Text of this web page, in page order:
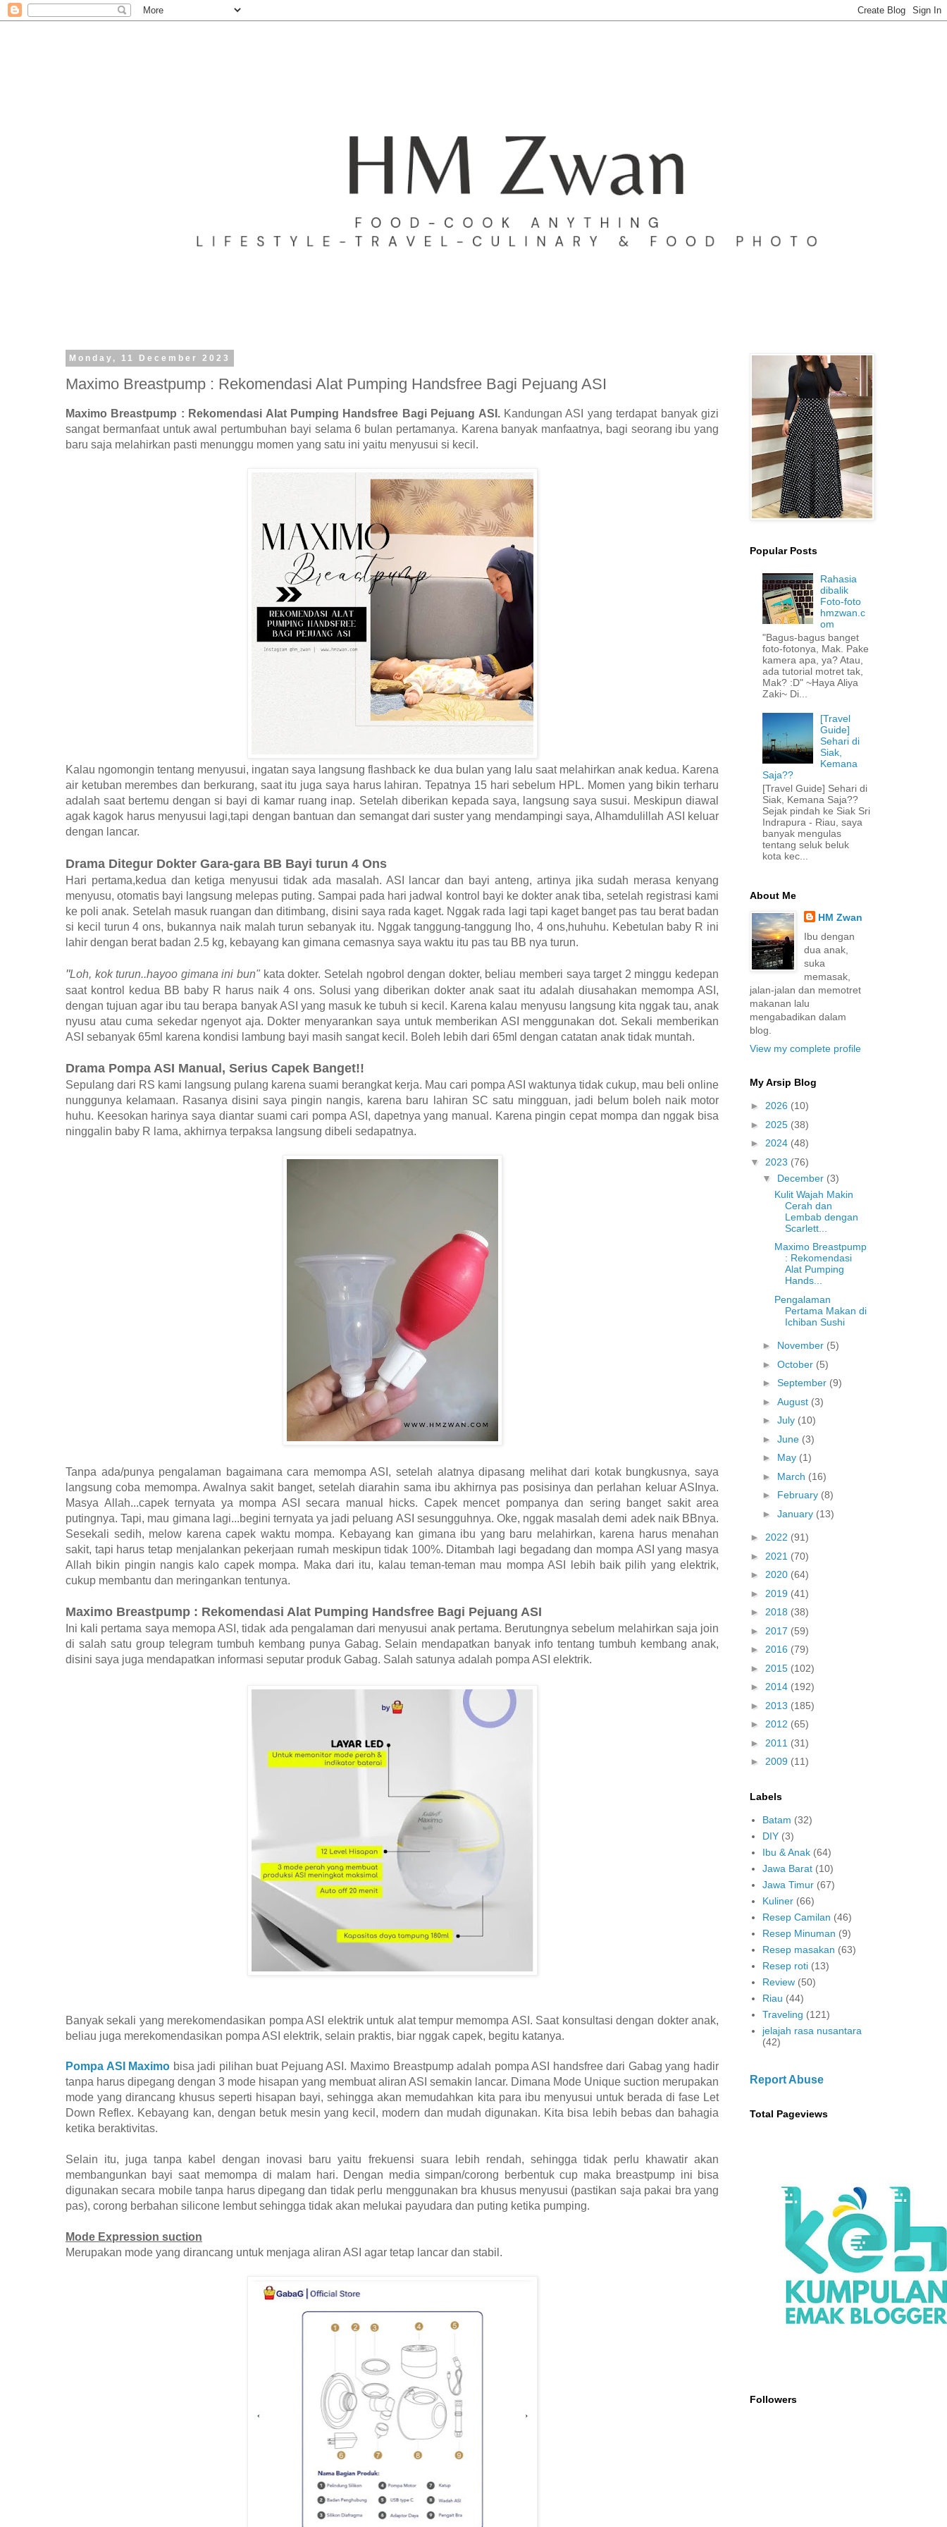
Monday, 11 December 2023
Maximo Breastpump : Rekomendasi Alat Pumping Handsfree Bagi Pejuang ASI
Maximo Breastpump : Rekomendasi Alat Pumping Handsfree Bagi Pejuang ASI. Kandungan ASI yang terdapat banyak gizi
sangat bermanfaat untuk awal pertumbuhan bayi selama 6 bulan pertamanya. Karena banyak manfaatnya, bagi seorang ibu yang
baru saja melahirkan pasti menunggu momen yang satu ini yaitu menyusui si kecil.
Kalau ngomongin tentang menyusui, ingatan saya langsung flashback ke dua bulan yang lalu saat melahirkan anak kedua. Karena
air ketuban merembes dan berkurang, saat itu juga saya harus lahiran. Tepatnya 15 hari sebelum HPL. Momen yang bikin terharu
adalah saat bertemu dengan si bayi di kamar ruang inap. Setelah diberikan kepada saya, langsung saya susui. Meskipun diawal
agak kagok harus menyusui lagi,tapi dengan bantuan dan semangat dari suster yang mendampingi saya, Alhamdulillah ASI keluar
dengan lancar.
Drama Ditegur Dokter Gara-gara BB Bayi turun 4 Ons
Hari pertama,kedua dan ketiga menyusui tidak ada masalah. ASI lancar dan bayi anteng, artinya jika sudah merasa kenyang
menyusu, otomatis bayi langsung melepas puting. Sampai pada hari jadwal kontrol bayi ke dokter anak tiba, setelah registrasi kami
ke poli anak. Setelah masuk ruangan dan ditimbang, disini saya rada kaget. Nggak rada lagi tapi kaget banget pas tau berat badan
si kecil turun 4 ons, bukannya naik malah turun sebanyak itu. Nggak tanggung-tanggung lho, 4 ons,huhuhu. Kebetulan baby R ini
lahir dengan berat badan 2.5 kg, kebayang kan gimana cemasnya saya waktu itu pas tau BB nya turun.
"Loh, kok turun..hayoo gimana ini bun" kata dokter. Setelah ngobrol dengan dokter, beliau memberi saya target 2 minggu kedepan
saat kontrol kedua BB baby R harus naik 4 ons. Solusi yang diberikan dokter anak saat itu adalah diusahakan memompa ASI,
dengan tujuan agar ibu tau berapa banyak ASI yang masuk ke tubuh si kecil. Karena kalau menyusu langsung kita nggak tau, anak
nyusu atau cuma sekedar ngenyot aja. Dokter menyarankan saya untuk memberikan ASI menggunakan dot. Sekali memberikan
ASI sebanyak 65ml karena kondisi lambung bayi masih sangat kecil. Boleh lebih dari 65ml dengan catatan anak tidak muntah.
Drama Pompa ASI Manual, Serius Capek Banget!!
Sepulang dari RS kami langsung pulang karena suami berangkat kerja. Mau cari pompa ASI waktunya tidak cukup, mau beli online
nunggunya kelamaan. Rasanya disini saya pingin nangis, karena baru lahiran SC satu mingguan, jadi belum boleh naik motor
huhu. Keesokan harinya saya diantar suami cari pompa ASI, dapetnya yang manual. Karena pingin cepat mompa dan nggak bisa
ninggalin baby R lama, akhirnya terpaksa langsung dibeli sedapatnya.
Tanpa ada/punya pengalaman bagaimana cara memompa ASI, setelah alatnya dipasang melihat dari kotak bungkusnya, saya
langsung coba memompa. Awalnya sakit banget, setelah diarahin sama ibu akhirnya pas posisinya dan perlahan keluar ASInya.
Masya Allah...capek ternyata ya mompa ASI secara manual hicks. Capek mencet pompanya dan sering banget sakit area
putingnya. Tapi, mau gimana lagi...begini ternyata ya jadi peluang ASI sesungguhnya. Oke, nggak masalah demi adek naik BBnya.
Sesekali sedih, melow karena capek waktu mompa. Kebayang kan gimana ibu yang baru melahirkan, karena harus menahan
sakit, tapi harus tetap menjalankan pekerjaan rumah meskipun tidak 100%. Ditambah lagi begadang dan mompa ASI yang masya
Allah bikin pingin nangis kalo capek mompa. Maka dari itu, kalau teman-teman mau mompa ASI lebih baik pilih yang elektrik,
cukup membantu dan meringankan tentunya.
Maximo Breastpump : Rekomendasi Alat Pumping Handsfree Bagi Pejuang ASI
Ini kali pertama saya memopa ASI, tidak ada pengalaman dari menyusui anak pertama. Berutungnya sebelum melahirkan saja join
di salah satu group telegram tumbuh kembang punya Gabag. Selain mendapatkan banyak info tentang tumbuh kembang anak,
disini saya juga mendapatkan informasi seputar produk Gabag. Salah satunya adalah pompa ASI elektrik.
Banyak sekali yang merekomendasikan pompa ASI elektrik untuk alat tempur memompa ASI. Saat konsultasi dengan dokter anak,
beliau juga merekomendasikan pompa ASI elektrik, selain praktis, biar nggak capek, begitu katanya.
Pompa ASI Maximo bisa jadi pilihan buat Pejuang ASI. Maximo Breastpump adalah pompa ASI handsfree dari Gabag yang hadir
tanpa harus dipegang dengan 3 mode hisapan yang membuat aliran ASI semakin lancar. Dimana Mode Unique suction merupakan
mode yang dirancang khusus seperti hisapan bayi, sehingga akan memudahkan kita para ibu menyusui untuk berada di fase Let
Down Reflex. Kebayang kan, dengan betuk mesin yang kecil, modern dan mudah digunakan. Kita bisa lebih bebas dan bahagia
ketika beraktivitas.
Selain itu, juga tanpa kabel dengan inovasi baru yaitu frekuensi suara lebih rendah, sehingga tidak perlu khawatir akan
membangunkan bayi saat memompa di malam hari. Dengan media simpan/corong berbentuk cup maka breastpump ini bisa
digunakan secara mobile tanpa harus dipegang dan tidak perlu menggunakan bra khusus menyusui (pastikan saja pakai bra yang
pas), corong berbahan silicone lembut sehingga tidak akan melukai payudara dan puting ketika pumping.
Mode Expression suction
Merupakan mode yang dirancang untuk menjaga aliran ASI agar tetap lancar dan stabil.
Popular Posts
Rahasia
dibalik
Foto-foto
hmzwan.c
om
"Bagus-bagus banget
foto-fotonya, Mak. Pake
kamera apa, ya? Atau,
ada tutorial motret tak,
Mak? :D" ~Haya Aliya
Zaki~ Di...
[Travel
Guide]
Sehari di
Siak,
Kemana
Saja??
[Travel Guide] Sehari di
Siak, Kemana Saja??
Sejak pindah ke Siak Sri
Indrapura - Riau, saya
banyak mengulas
tentang seluk beluk
kota kec...
About Me
HM Zwan
Ibu dengan
dua anak,
suka
memasak,
jalan-jalan dan memotret
makanan lalu
mengabadikan dalam
blog.
View my complete profile
My Arsip Blog
► 2026 (10)
► 2025 (38)
► 2024 (48)
▼ 2023 (76)
▼ December (3)
Kulit Wajah Makin
Cerah dan
Lembab dengan
Scarlett...
Maximo Breastpump
: Rekomendasi
Alat Pumping
Hands...
Pengalaman
Pertama Makan di
Ichiban Sushi
► November (5)
► October (5)
► September (9)
► August (3)
► July (10)
► June (3)
► May (1)
► March (16)
► February (8)
► January (13)
► 2022 (91)
► 2021 (70)
► 2020 (64)
► 2019 (41)
► 2018 (38)
► 2017 (59)
► 2016 (79)
► 2015 (102)
► 2014 (192)
► 2013 (185)
► 2012 (65)
► 2011 (31)
► 2009 (11)
Labels
Batam (32)
DIY (3)
Ibu & Anak (64)
Jawa Barat (10)
Jawa Timur (67)
Kuliner (66)
Resep Camilan (46)
Resep Minuman (9)
Resep masakan (63)
Resep roti (13)
Review (50)
Riau (44)
Traveling (121)
jelajah rasa nusantara
(42)
Report Abuse
Total Pageviews
Followers